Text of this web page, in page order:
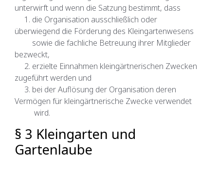
unterwirft und wenn die Satzung bestimmt, dass
1. die Organisation ausschließlich oder
überwiegend die Förderung des Kleingartenwesens
sowie die fachliche Betreuung ihrer Mitglieder
bezweckt,
2. erzielte Einnahmen kleingärtnerischen Zwecken
zugeführt werden und
3. bei der Auflösung der Organisation deren
Vermögen für kleingärtnerische Zwecke verwendet
wird.
§ 3 Kleingarten und
Gartenlaube